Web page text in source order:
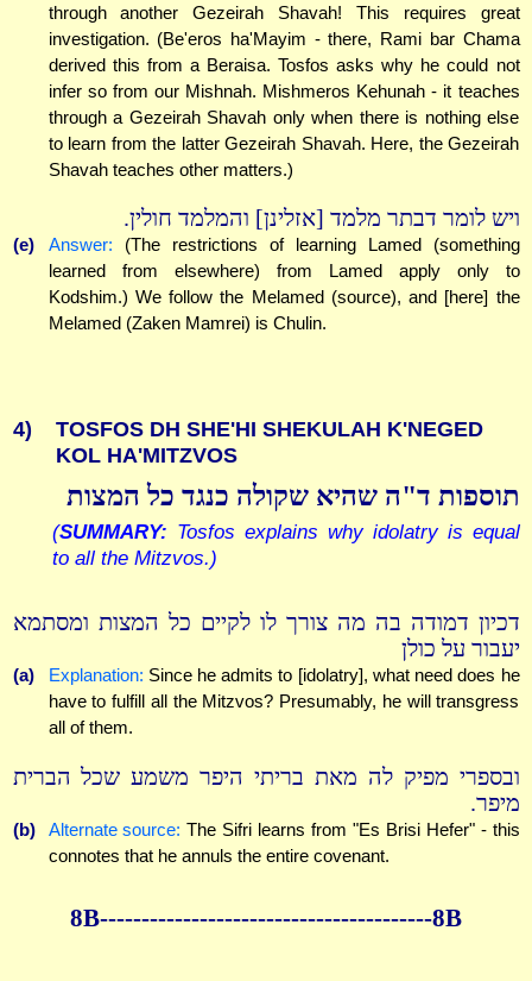
through another Gezeirah Shavah! This requires great
investigation. (Be'eros ha'Mayim - there, Rami bar Chama
derived this from a Beraisa. Tosfos asks why he could not
infer so from our Mishnah. Mishmeros Kehunah - it teaches
through a Gezeirah Shavah only when there is nothing else
to learn from the latter Gezeirah Shavah. Here, the Gezeirah
Shavah teaches other matters.)
ויש לומר דבתר מלמד [אזלינן] והמלמד חולין.
(e) Answer: (The restrictions of learning Lamed (something
learned from elsewhere) from Lamed apply only to
Kodshim.) We follow the Melamed (source), and [here] the
Melamed (Zaken Mamrei) is Chulin.
4)
TOSFOS DH SHE'HI SHEKULAH K'NEGED
KOL HA'MITZVOS
תוספות ד"ה שהיא שקולה כנגד כל המצות
(SUMMARY: Tosfos explains why idolatry is equal
to all the Mitzvos.)
דכיון דמודה בה מה צורך לו לקיים כל המצות ומסתמא
יעבור על כולן
(a) Explanation: Since he admits to [idolatry], what need does he
have to fulfill all the Mitzvos? Presumably, he will transgress
all of them.
ובספרי מפיק לה מאת בריתי היפר משמע שכל הברית
מיפר.
(b) Alternate source: The Sifri learns from "Es Brisi Hefer" - this
connotes that he annuls the entire covenant.
8B----------------------------------------8B